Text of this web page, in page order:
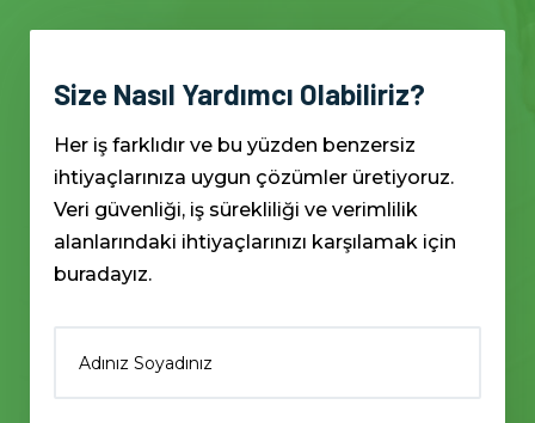
Size Nasıl Yardımcı Olabiliriz?
Her iş farklıdır ve bu yüzden benzersiz
ihtiyaçlarınıza uygun çözümler üretiyoruz.
Veri güvenliği, iş sürekliliği ve verimlilik
alanlarındaki ihtiyaçlarınızı karşılamak için
buradayız.